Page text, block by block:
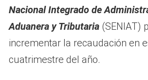
Nacional Integrado de
Aduanera y Tributaria(SENIAT)
incrementar la recaudación en
cuatrimestre del año.